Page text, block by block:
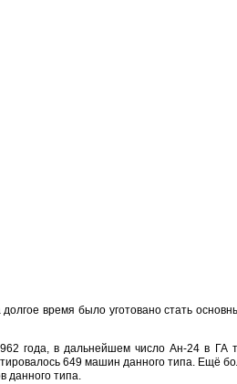
время было уготовано стать
года, в дальнейшем число Ан-24 в ГА
649 машин данного типа. Ещё
данного типа.